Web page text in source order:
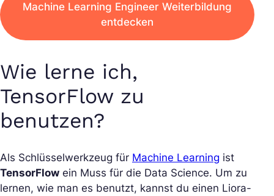
Machine Learning Engineer Weiterbildung
entdecken
Wie lerne ich,
TensorFlow zu
benutzen?
Als Schlüsselwerkzeug für Machine Learning ist
TensorFlow ein Muss für die Data Science. Um zu
lernen, wie man es benutzt, kannst du einen Liora-